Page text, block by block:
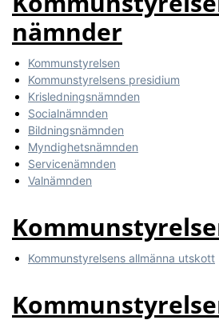
nämnder
Kommunstyrelsen
Kommunstyrelsens presidium
Krisledningsnämnden
Socialnämnden
Bildningsnämnden
Myndighetsnämnden
Servicenämnden
Valnämnden
Kommunstyrelsens allmänna utskott